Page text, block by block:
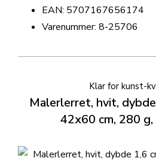
EAN: 5707167656174
Varenummer: 8-25706
Klar for kunst-
Malerlerret, hvit,
42x60 cm, 280